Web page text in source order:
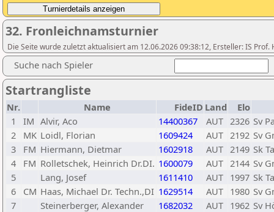
32. Fronleichnamsturnier
Die Seite wurde zuletzt aktualisiert am 12.06.2026 09:38:12, Ersteller: IS
Suche nach Spieler
Startrangliste
Nr. Name FideID Land
Elo
1
IM Alvir, Aco 14400367 AUT 2326 Sv
2
MK Loidl, Florian 1609424 AUT 2192 Sv
3
FM Hiermann, Dietmar 1602918 AUT 2149 Sk
4
FM Rolletschek, Heinrich Dr.DI. 1600079 AUT 2144 Sv
5
Lang, Josef 1611410 AUT 1997 Sk
6
CM Haas, Michael Dr. Techn.,DI 1629514 AUT 1980 Sv
7
Steinerberger, Alexander 1682032 AUT 1962 Sv